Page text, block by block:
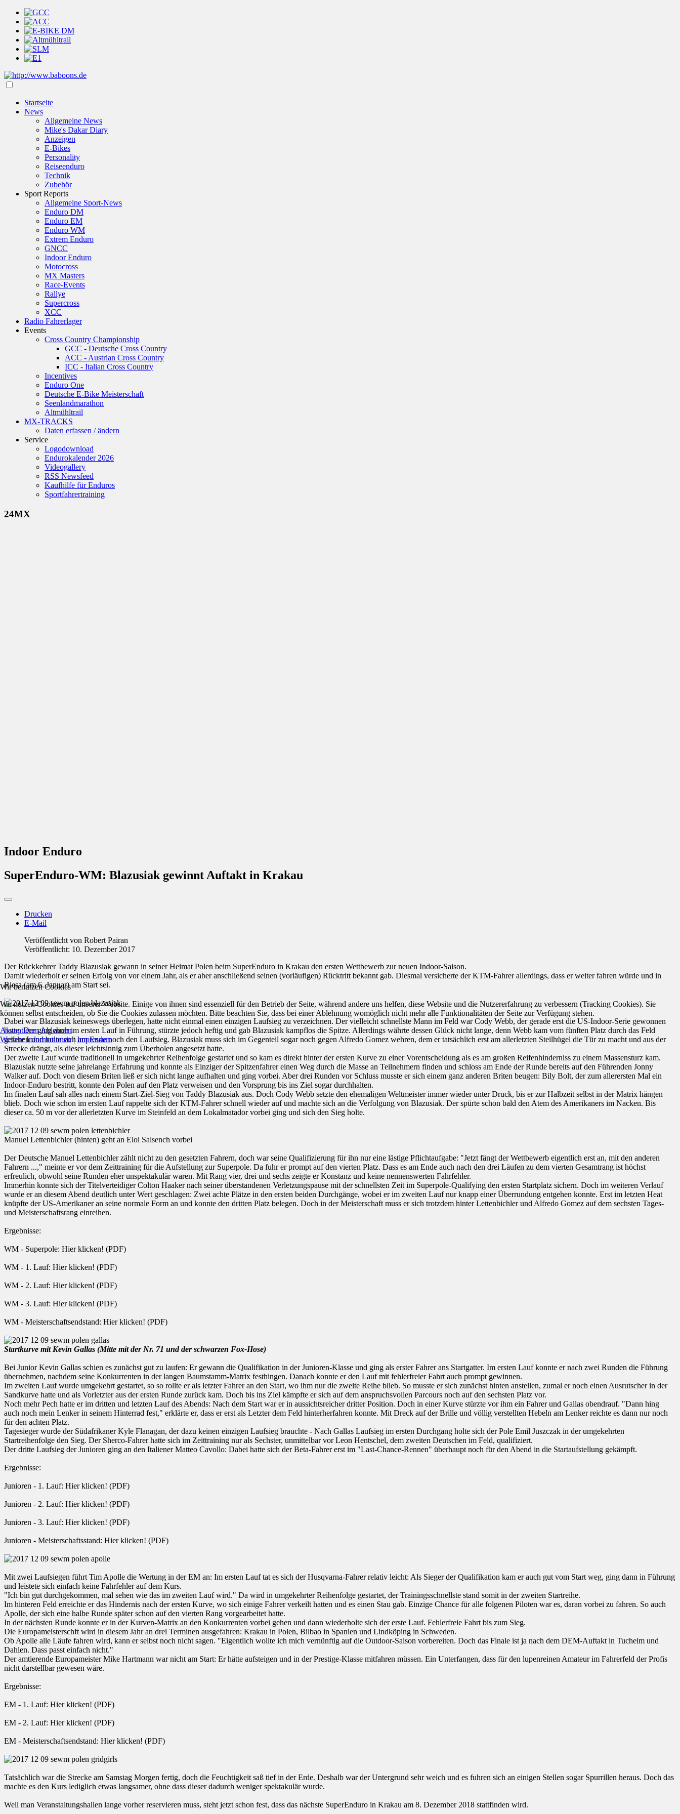
Startseite
News
Allgemeine News
Mike's Dakar Diary
Anzeigen
E-Bikes
Personality
Reiseenduro
Technik
Zubehör
Sport Reports
Allgemeine Sport-News
Enduro DM
Enduro EM
Enduro WM
Extrem Enduro
GNCC
Indoor Enduro
Motocross
MX Masters
Race-Events
Rallye
Supercross
XCC
Radio Fahrerlager
Events
Cross Country Championship
GCC - Deutsche Cross Country
ACC - Austrian Cross Country
ICC - Italian Cross Country
Incentives
Enduro One
Deutsche E-Bike Meisterschaft
Seenlandmarathon
Altmühltrail
MX-TRACKS
Daten erfassen / ändern
Service
Logodownload
Endurokalender 2026
Videogallery
RSS Newsfeed
Kaufhilfe für Enduros
Sportfahrertraining
24MX
Indoor Enduro
SuperEnduro-WM: Blazusiak gewinnt Auftakt in Krakau
Drucken
E-Mail
Veröffentlicht von Robert Pairan
Veröffentlicht: 10. Dezember 2017
Der Rückkehrer Taddy Blazusiak gewann in seiner Heimat Polen beim SuperEnduro in Krakau den ersten Wettbewerb zur neuen Indoor-Saison.
Damit wiederholt er seinen Erfolg von vor einem Jahr, als er aber anschließend seinen (vorläufigen) Rücktritt bekannt gab. Diesmal versicherte der KTM-Fahrer allerdings, dass er weiter fahren würde und in
Riesa (am 6. Januar) am Start sei.
Dabei war Blazusiak keineswegs überlegen, hatte nicht einmal einen einzigen Laufsieg zu verzeichnen. Der vielleicht schnellste Mann im Feld war Cody Webb, der gerade erst die US-Indoor-Serie gewonnen
hatte. Der ging auch im ersten Lauf in Führung, stürzte jedoch heftig und gab Blazusiak kampflos die Spitze. Allerdings währte dessen Glück nicht lange, denn Webb kam vom fünften Platz durch das Feld
gefahen und holte sich am Ende noch den Laufsieg. Blazusiak muss sich im Gegenteil sogar noch gegen Alfredo Gomez wehren, dem er tatsächlich erst am allerletzten Steilhügel die Tür zu macht und aus der
Strecke drängt, als dieser leichtsinnig zum Überholen angesetzt hatte.
Der zweite Lauf wurde traditionell in umgekehrter Reihenfolge gestartet und so kam es direkt hinter der ersten Kurve zu einer Vorentscheidung als es am großen Reifenhinderniss zu einem Massensturz kam.
Blazusiak nutzte seine jahrelange Erfahrung und konnte als Einziger der Spitzenfahrer einen Weg durch die Masse an Teilnehmern finden und schloss am Ende der Runde bereits auf den Führenden Jonny
Walker auf. Doch von diesem Briten ließ er sich nicht lange aufhalten und ging vorbei. Aber drei Runden vor Schluss musste er sich einem ganz anderen Briten beugen: Bily Bolt, der zum allerersten Mal ein
Indoor-Enduro bestritt, konnte den Polen auf den Platz verweisen und den Vorsprung bis ins Ziel sogar durchhalten.
Im finalen Lauf sah alles nach einem Start-Ziel-Sieg von Taddy Blazusiak aus. Doch Cody Webb setzte den ehemaligen Weltmeister immer wieder unter Druck, bis er zur Halbzeit selbst in der Matrix hängen
blieb. Doch wie schon im ersten Lauf rappelte sich der KTM-Fahrer schnell wieder auf und machte sich an die Verfolgung von Blazusiak. Der spürte schon bald den Atem des Amerikaners im Nacken. Bis
dieser ca. 50 m vor der allerletzten Kurve im Steinfeld an dem Lokalmatador vorbei ging und sich den Sieg holte.
Manuel Lettenbichler (hinten) geht an Eloi Salsench vorbei
Der Deutsche Manuel Lettenbichler zählt nicht zu den gesetzten Fahrern, doch war seine Qualifizierung für ihn nur eine lästige Pflichtaufgabe: "Jetzt fängt der Wettbewerb eigentlich erst an, mit den anderen
Fahrern ...," meinte er vor dem Zeittraining für die Aufstellung zur Superpole. Da fuhr er prompt auf den vierten Platz. Dass es am Ende auch nach den drei Läufen zu dem vierten Gesamtrang ist höchst
erfreulich, obwohl seine Runden eher unspektakulär waren. Mit Rang vier, drei und sechs zeigte er Konstanz und keine nennenswerten Fahrfehler.
Immerhin konnte sich der Titelverteidiger Colton Haaker nach seiner überstandenen Verletzungspause mit der schnellsten Zeit im Superpole-Qualifying den ersten Startplatz sichern. Doch im weiteren Verlauf
wurde er an diesem Abend deutlich unter Wert geschlagen: Zwei achte Plätze in den ersten beiden Durchgänge, wobei er im zweiten Lauf nur knapp einer Überrundung entgehen konnte. Erst im letzten Heat
knüpfte der US-Amerikaner an seine normale Form an und konnte den dritten Platz belegen. Doch in der Meisterschaft muss er sich trotzdem hinter Lettenbichler und Alfredo Gomez auf dem sechsten Tages-
und Meisterschaftsrang einreihen.
Ergebnisse:
WM - Superpole: Hier klicken! (PDF)
WM - 1. Lauf: Hier klicken! (PDF)
WM - 2. Lauf: Hier klicken! (PDF)
WM - 3. Lauf: Hier klicken! (PDF)
WM - Meisterschaftsendstand: Hier klicken! (PDF)
Startkurve mit Kevin Gallas (Mitte mit der Nr. 71 und der schwarzen Fox-Hose)
Bei Junior Kevin Gallas schien es zunächst gut zu laufen: Er gewann die Qualifikation in der Junioren-Klasse und ging als erster Fahrer ans Startgatter. Im ersten Lauf konnte er nach zwei Runden die Führung
übernehmen, nachdem seine Konkurrenten in der langen Baumstamm-Matrix festhingen. Danach konnte er den Lauf mit fehlerfreier Fahrt auch prompt gewinnen.
Im zweiten Lauf wurde umgekehrt gestartet, so so rollte er als letzter Fahrer an den Start, wo ihm nur die zweite Reihe blieb. So musste er sich zunächst hinten anstellen, zumal er noch einen Ausrutscher in der
Sandkurve hatte und als Vorletzter aus der ersten Runde zurück kam. Doch bis ins Ziel kämpfte er sich auf dem anspruchsvollen Parcours noch auf den sechsten Platz vor.
Noch mehr Pech hatte er im dritten und letzten Lauf des Abends: Nach dem Start war er in aussichtsreicher dritter Position. Doch in einer Kurve stürzte vor ihm ein Fahrer und Gallas obendrauf. "Dann hing
auch noch mein Lenker in seinem Hinterrad fest," erklärte er, dass er erst als Letzter dem Feld hinterherfahren konnte. Mit Dreck auf der Brille und völlig verstellten Hebeln am Lenker reichte es dann nur noch
für den achten Platz.
Tagesieger wurde der Südafrikaner Kyle Flanagan, der dazu keinen einzigen Laufsieg brauchte - Nach Gallas Laufsieg im ersten Durchgang holte sich der Pole Emil Juszczak in der umgekehrten
Startreihenfolge den Sieg. Der Sherco-Fahrer hatte sich im Zeittraining nur als Sechster, unmittelbar vor Leon Hentschel, dem zweiten Deutschen im Feld, qualifiziert.
Der dritte Laufsieg der Junioren ging an den Italiener Matteo Cavollo: Dabei hatte sich der Beta-Fahrer erst im "Last-Chance-Rennen" überhaupt noch für den Abend in die Startaufstellung gekämpft.
Ergebnisse:
Junioren - 1. Lauf: Hier klicken! (PDF)
Junioren - 2. Lauf: Hier klicken! (PDF)
Junioren - 3. Lauf: Hier klicken! (PDF)
Junioren - Meisterschaftsstand: Hier klicken! (PDF)
Mit zwei Laufsiegen führt Tim Apolle die Wertung in der EM an: Im ersten Lauf tat es sich der Husqvarna-Fahrer relativ leicht: Als Sieger der Qualifikation kam er auch gut vom Start weg, ging dann in Führung
und leistete sich einfach keine Fahrfehler auf dem Kurs.
"Ich bin gut durchgekommen, mal sehen wie das im zweiten Lauf wird." Da wird in umgekehrter Reihenfolge gestartet, der Trainingsschnellste stand somit in der zweiten Startreihe.
Im hinteren Feld erreichte er das Hindernis nach der ersten Kurve, wo sich einige Fahrer verkeilt hatten und es einen Stau gab. Einzige Chance für alle folgenen Piloten war es, daran vorbei zu fahren. So auch
Apolle, der sich eine halbe Runde später schon auf den vierten Rang vorgearbeitet hatte.
In der nächsten Runde konnte er in der Kurven-Matrix an den Konkurrenten vorbei gehen und dann wiederholte sich der erste Lauf. Fehlerfreie Fahrt bis zum Sieg.
Die Europameisterschft wird in diesem Jahr an drei Terminen ausgefahren: Krakau in Polen, Bilbao in Spanien und Lindköping in Schweden.
Ob Apolle alle Läufe fahren wird, kann er selbst noch nicht sagen. "Eigentlich wollte ich mich vernünftig auf die Outdoor-Saison vorbereiten. Doch das Finale ist ja nach dem DEM-Auftakt in Tucheim und
Dahlen. Dass passt einfach nicht."
Der amtierende Europameister Mike Hartmann war nicht am Start: Er hätte aufsteigen und in der Prestige-Klasse mitfahren müssen. Ein Unterfangen, dass für den lupenreinen Amateur im Fahrerfeld der Profis
nicht darstellbar gewesen wäre.
Ergebnisse:
EM - 1. Lauf: Hier klicken! (PDF)
EM - 2. Lauf: Hier klicken! (PDF)
EM - Meisterschaftsendstand: Hier klicken! (PDF)
Tatsächlich war die Strecke am Samstag Morgen fertig, doch die Feuchtigkeit saß tief in der Erde. Deshalb war der Untergrund sehr weich und es fuhren sich an einigen Stellen sogar Spurrillen heraus. Doch das
machte es den Kurs lediglich etwas langsamer, ohne dass dieser dadurch weniger spektakulär wurde.
Weil man Veranstaltungshallen lange vorher reservieren muss, steht jetzt schon fest, dass das nächste SuperEnduro in Krakau am 8. Dezember 2018 stattfinden wird.
Wir benutzen Cookies
Wir nutzen Cookies auf unserer Website. Einige von ihnen sind essenziell für den Betrieb der Seite, während andere uns helfen, diese Website und die Nutzererfahrung zu verbessern (Tracking Cookies). Sie
können selbst entscheiden, ob Sie die Cookies zulassen möchten. Bitte beachten Sie, dass bei einer Ablehnung womöglich nicht mehr alle Funktionalitäten der Seite zur Verfügung stehen.
AkzeptierenAblehnen
Weitere Informationen|Impressum